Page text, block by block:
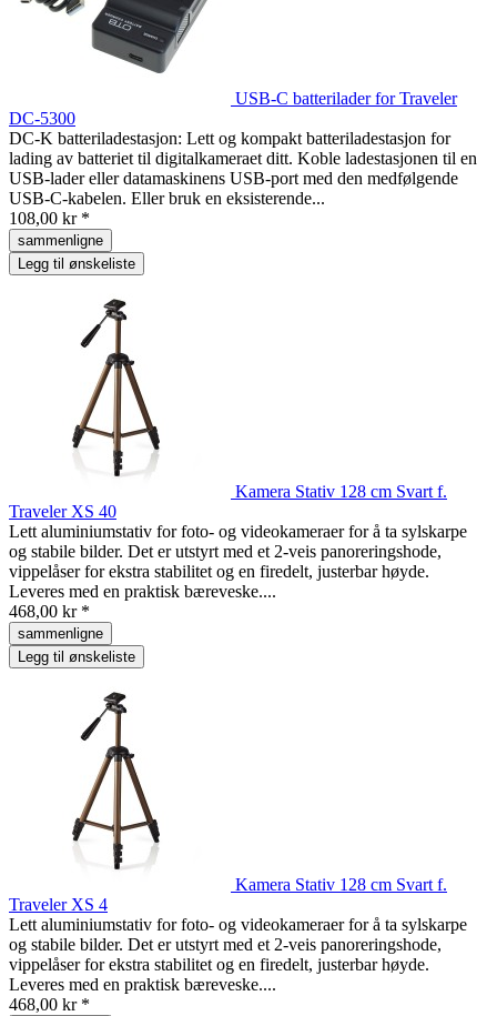
USB-C batterilader for Traveler
DC-5300
DC-K batteriladestasjon: Lett og kompakt batteriladestasjon for
lading av batteriet til digitalkameraet ditt. Koble ladestasjonen til en
USB-lader eller datamaskinens USB-port med den medfølgende
USB-C-kabelen. Eller bruk en eksisterende...
108,00 kr *
sammenligne
Legg til ønskeliste
Kamera Stativ 128 cm Svart f.
Traveler XS 40
Lett aluminiumstativ for foto- og videokameraer for å ta sylskarpe
og stabile bilder. Det er utstyrt med et 2-veis panoreringshode,
vippelåser for ekstra stabilitet og en firedelt, justerbar høyde.
Leveres med en praktisk bæreveske....
468,00 kr *
sammenligne
Legg til ønskeliste
Kamera Stativ 128 cm Svart f.
Traveler XS 4
Lett aluminiumstativ for foto- og videokameraer for å ta sylskarpe
og stabile bilder. Det er utstyrt med et 2-veis panoreringshode,
vippelåser for ekstra stabilitet og en firedelt, justerbar høyde.
Leveres med en praktisk bæreveske....
468,00 kr *